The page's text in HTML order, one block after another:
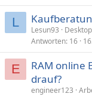
L
Lesun93
Antworten 16
E
RAM online
drauf?
engineer123